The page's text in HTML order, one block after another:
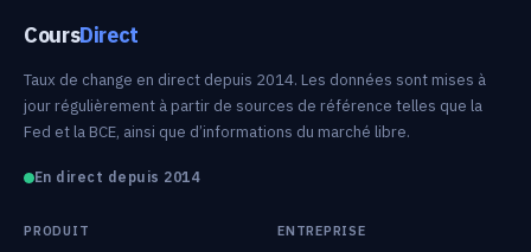
CoursDirect
Taux de change en direct depuis 2014. Les données sont mises à
jour régulièrement à partir de sources de référence telles que la
Fed et la BCE, ainsi que d’informations du marché libre.
En direct depuis 2014
PRODUIT ENTREPRISE